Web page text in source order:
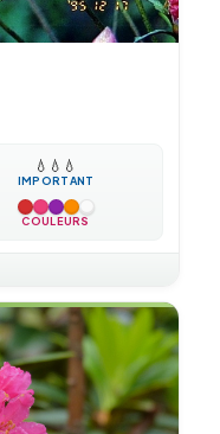
💧 💧 💧
IMPORTANT
COULEURS